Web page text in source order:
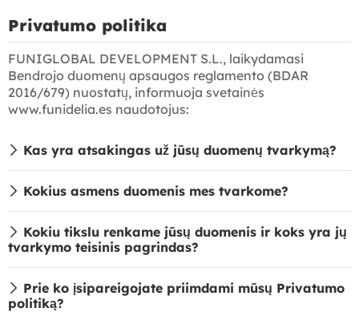
Privatumo politika
FUNIGLOBAL DEVELOPMENT S.L., laikydamasi
Bendrojo duomenų apsaugos reglamento (BDAR
2016/679) nuostatų, informuoja svetainės
www.funidelia.es naudotojus:
Kas yra atsakingas už jūsų duomenų tvarkymą?
Kokius asmens duomenis mes tvarkome?
Kokiu tikslu renkame jūsų duomenis ir koks yra jų
tvarkymo teisinis pagrindas?
Prie ko įsipareigojate priimdami mūsų Privatumo
politiką?